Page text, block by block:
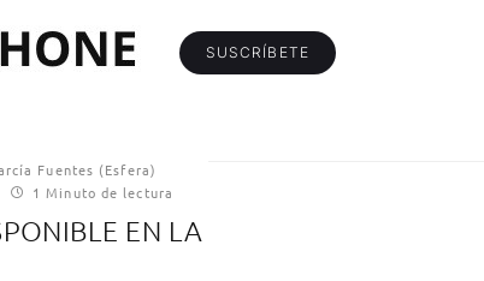
SUSCRÍBETE
Fuentes (Esfera)
1 Minuto de lectura
EN LA